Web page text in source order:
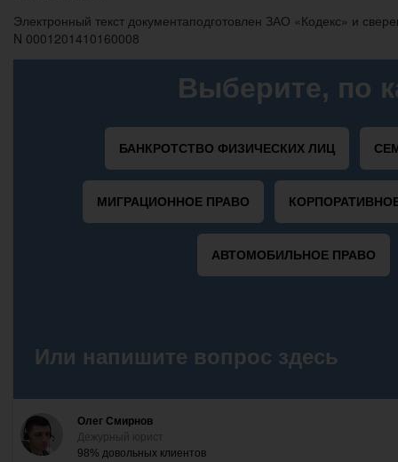
Электронный текст документаподготовлен ЗАО «Кодекс» и
N 0001201410160008